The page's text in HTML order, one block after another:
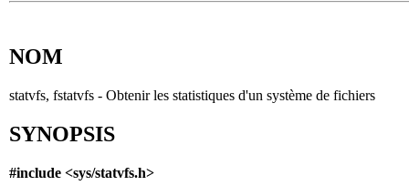
NOM
statvfs, fstatvfs - Obtenir les statistiques d'un système de fichiers
SYNOPSIS
#include <sys/statvfs.h>